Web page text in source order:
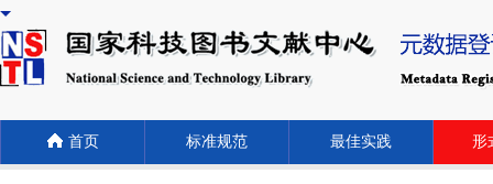
首页 标准规范 最佳实践 形